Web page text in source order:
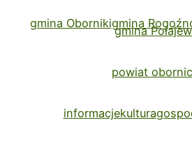
gmina Obornikigmina
gmina
powiat
informacjekultura